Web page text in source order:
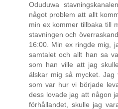
Oduduwa
något problem att allt
min ex kommer tillbaka till
stavningen och
16:00. Min ex ringde mig,
samtalet och allt han sa
som han ville att jag
älskar mig så mycket.
som var hur vi började
dess lovade jag att någon
förhållandet, skulle jag